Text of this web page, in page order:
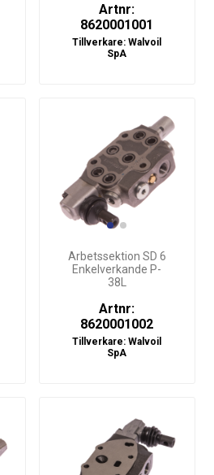
Artnr:
8620001001
Tillverkare:Walvoil
SpA
Arbetssektion SD 6
Enkelverkande P-
38L
Artnr:
8620001002
Tillverkare:Walvoil
SpA